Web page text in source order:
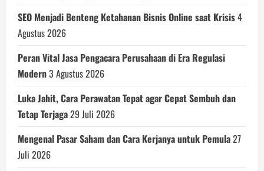
SEO Menjadi Benteng Ketahanan Bisnis Online saat Krisis4
Agustus 2026
Peran Vital Jasa Pengacara Perusahaan di Era Regulasi
Modern3 Agustus 2026
Luka Jahit, Cara Perawatan Tepat agar Cepat Sembuh dan
Tetap Terjaga29 Juli 2026
Mengenal Pasar Saham dan Cara Kerjanya untuk Pemula27
Juli 2026